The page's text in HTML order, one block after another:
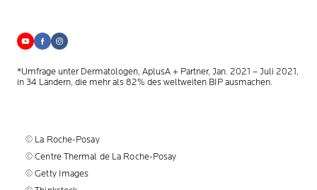
*Umfrage unter Dermatologen, AplusA + Partner, Jan. 2021 – Juli 2021,
in 34 Ländern, die mehr als 82% des weltweiten BIP ausmachen.
© La Roche-Posay
© Centre Thermal de La Roche-Posay
© Getty Images